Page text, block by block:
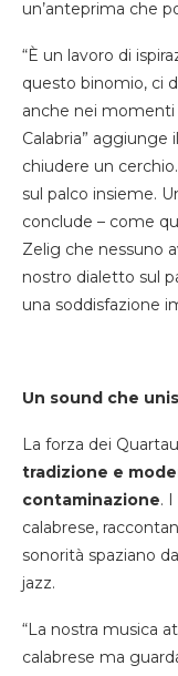
un’anteprima che
“È un lavoro di
questo binomio, ci
anche nei momenti
Calabria”
chiudere un
sul palco insieme.
conclude – come
Zelig che nessuno
nostro dialetto sul
una soddisfazione
Un sound che
La forza dei
tradizione e
contaminazione.
calabrese,
sonorità spaziano
jazz.
“La nostra musica
calabrese ma